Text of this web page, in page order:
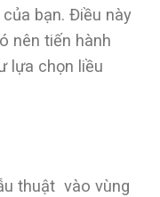
bạn. Điều này
nên tiến hành
lựa chọn liều
thuật vào vùng